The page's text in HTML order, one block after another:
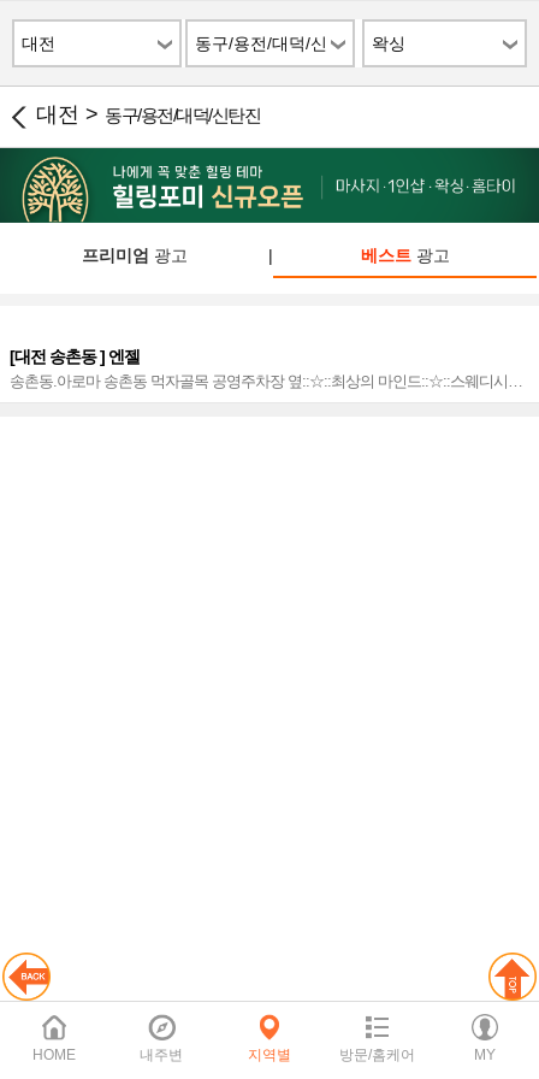
대전
동구/용전/대덕/신
탄진
왁싱
대전 > 동구/용전/대덕/신탄진
프리미엄 광고 | 베스트광고
[대전 송촌동 ] 엔젤
송촌동.아로마 송촌동 먹자골목 공영주차장 옆::☆::최상의 마인드::☆::스웨디시&
로미&감성♡::☆::후회없는 서비스::☆
HOME 내주변 지역별 방문/홈케어 MY